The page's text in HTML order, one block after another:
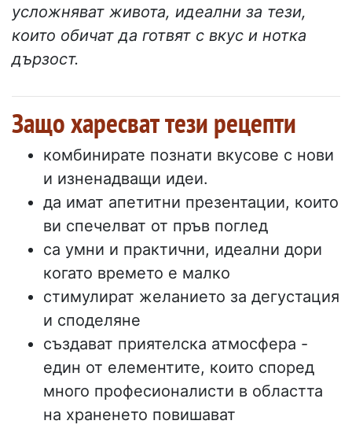
усложняват живота, идеални за тези,
които обичат да готвят с вкус и нотка
дързост.
Защо харесват тези рецепти
комбинирате познати вкусове с нови
и изненадващи идеи.
да имат апетитни презентации, които
ви спечелват от пръв поглед
са умни и практични, идеални дори
когато времето е малко
стимулират желанието за дегустация
и споделяне
създават приятелска атмосфера -
един от елементите, които според
много професионалисти в областта
на храненето повишават